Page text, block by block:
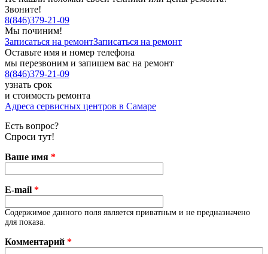
Звоните!
8(846)379-21-09
Мы починим!
Записаться на ремонтЗаписаться на ремонт
Оставьте имя и номер телефона
мы перезвоним и запишем вас на ремонт
8(846)379-21-09
узнать срок
и стоимость ремонта
Адреса сервисных центров в Самаре
Есть вопрос?
Спроси тут!
Ваше имя *
E-mail *
Содержимое данного поля является приватным и не предназначено
для показа.
Комментарий *